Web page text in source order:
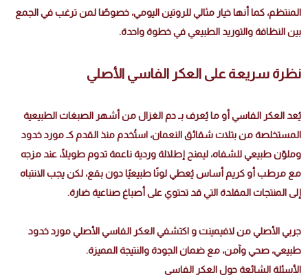
المنتظم، كما أنها خيار مثالي للروتين اليومي، خصوصًا لمن ترغب في الجمع
بين النظافة والتوريد الطبيعي في خطوة واحدة.
نظرة سريعة على العكر الفاسي الأصلي
يُعد العكر الفاسي أو ما يُعرف بـ دم الغزال من أشهر الصبغات الطبيعية
المستخلصة من بتلات شقائق النعمان، استُخدم منذ القدم كـ مورد خدود
وملوّن طبيعي للشفاه، ليمنح إطلالة وردية ناعمة تدوم طويلًا، عند مزجه
مع مرطب أو كريم أساس يُعطي لونًا طبيعيًا دون بقع، لكن يجب الانتباه
إلى المنتجات المقلدة التي قد تحتوي على أصباغ صناعية ضارة.
جربي الأصلي من لافيمينت و اكتشفي العكر الفاسي الأصلي مورد خدود
طبيعي، صحي وآمن، مع ضمان الجودة والنتيجة المميزة.
الأسئلة الشائعة حول العكر الفاسي